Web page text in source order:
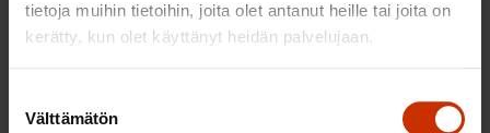
tietoja muihin tietoihin, joita olet antanut heille tai joita on
kerätty, kun olet käyttänyt heidän palvelujaan.
valinta
Välttämätön
Korvaaminen myöhemmin lyhentämällä työaikaa
tai rahalla ei tosiasiassa palauta menetettyä lepoa,